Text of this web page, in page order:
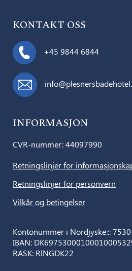
KONTAKT OSS
+45 9844 6844
INFORMASJON
CVR-nummer: 44097990
Retningslinjer for
Retningslinjer for personvern
Vilkår og betingelser
Kontonummer i Nordjyske:::
IBAN:
RASK: RINGDK22